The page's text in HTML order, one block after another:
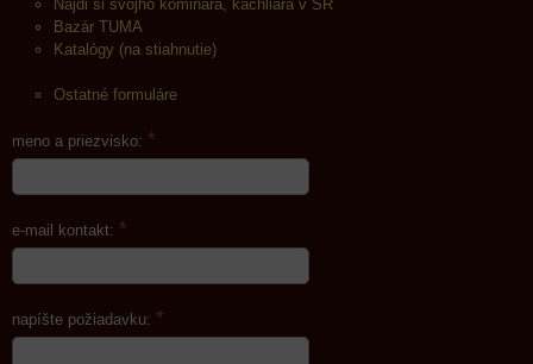
Nájdi si svojho kominára, kachliara v SR
Bazár TUMA
Katalógy (na stiahnutie)
Ostatné formuláre
meno a priezvisko: *
e-mail kontakt: *
napíšte požiadavku: *